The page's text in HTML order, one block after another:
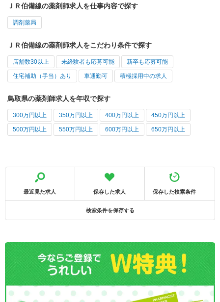
ＪＲ伯備線の薬剤師求人を仕事内容で探す
調剤薬局
ＪＲ伯備線の薬剤師求人をこだわり条件で探す
店舗数30以上 未経験者も応募可能 新卒も応募可能
住宅補助（手当）あり 車通勤可 積極採用中の求人
鳥取県の薬剤師求人を年収で探す
300万円以上 350万円以上 400万円以上 450万円以上
500万円以上 550万円以上 600万円以上 650万円以上
最近見た求人 保存した求人 保存した検索条件
検索条件を保存する